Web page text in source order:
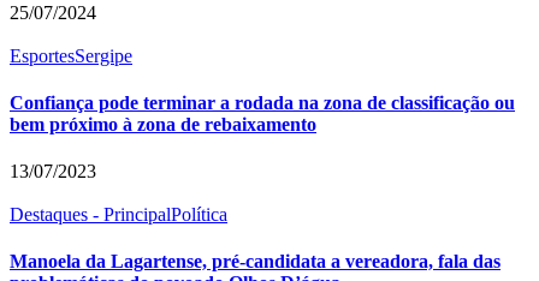
25/07/2024
EsportesSergipe
Confiança pode terminar a rodada na zona de classificação ou
bem próximo à zona de rebaixamento
13/07/2023
Destaques - PrincipalPolítica
Manoela da Lagartense, pré-candidata a vereadora, fala das